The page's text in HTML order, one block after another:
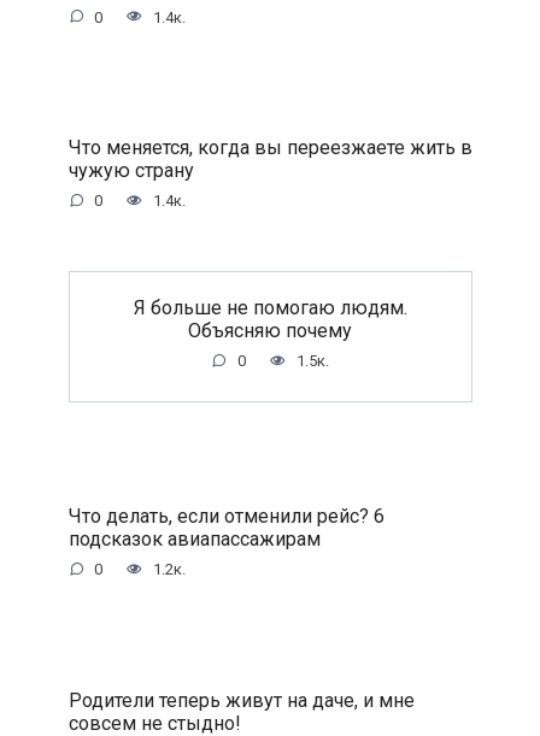
0 1.4к.
Что меняется, когда вы переезжаете жить в
чужую страну
0 1.4к.
Я больше не помогаю людям.
Объясняю почему
0 1.5к.
Что делать, если отменили рейс? 6
подсказок авиапассажирам
0 1.2к.
Родители теперь живут на даче, и мне
совсем не стыдно!